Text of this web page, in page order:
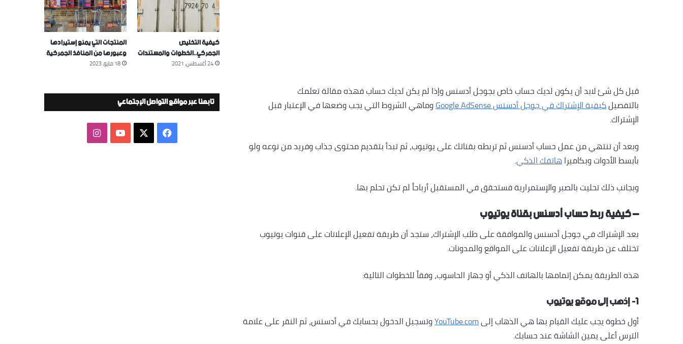
قبل كل شئ لابد أن يكون لديك حساب خاص بجوجل أدسنس وإذا لم يكن لديك حساب فهذه مقالة تعلمك
بالتفصيلكيفية الإشتراك في جوجل أدسنس Google AdSense
وماهي الشروط التي يجب وضعها في الإعتبار قبل
الإشتراك.
وبعد أن تنتهي من عمل حساب أدسنس ثم تربطه بقناتك على يوتيوب، ثم تبدأ بتقديم محتوى جذاب وفريد من نوعه ولو
بأبسط الأدوات وبكاميراهاتفك الذكي.
وبجانب ذلك تحليت بالصبر والإستمرارية فستحقق في المستقبل أرباحاً لم تكن تحلم بها.
– كيفية ربط حساب أدسنس بقناة يوتيوب
بعد الإشتراك في جوجل أدسنس والموافقة على طلب الإشتراك، ستجد أن طريقة تفعيل الإعلانات على قنوات يوتيوب
تختلف عن طريقة تفعيل الإعلانات على المواقع والمدونات.
هذه الطريقة يمكن إتمامها بالهاتف الذكي أو جهاز الحاسوب، وفقاً للخطوات التالية:
١- إذهب إلى موقع يوتيوب
أول خطوة يجب عليك القيام بها هي الذهاب إلىYouTube.comوتسجيل الدخول بحسابك في أدسنس، ثم النقر على علامة
الترس أعلى يمين الشاشة عند حسابك.
كيفية التخليص
الجمركي..الخطوات والمستندات
24 أغسطس، 2021
المنتجات التي يمنع إستيرادها
وعبورها من المنافذ الجمركية
18 مايو، 2023
تابعنا عبر مواقع التواصل الإجتماعي
فيسبوك ‫YouTubeانستقرام